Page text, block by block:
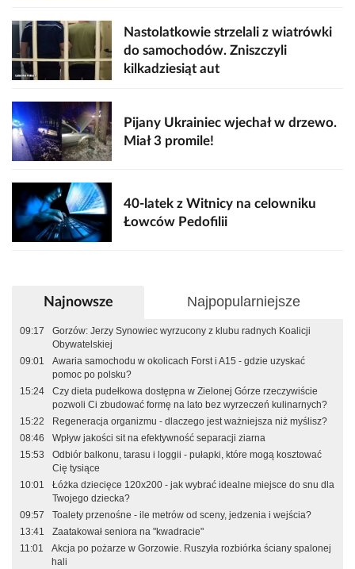
Nastolatkowie strzelali z wiatrówki
do samochodów. Zniszczyli
kilkadziesiąt aut
Pijany Ukrainiec wjechał w drzewo.
Miał 3 promile!
40-latek z Witnicy na celowniku
Łowców Pedofilii
Najnowsze Najpopularniejsze
09:17
Gorzów: Jerzy Synowiec wyrzucony z klubu radnych Koalicji
Obywatelskiej
09:01
Awaria samochodu w okolicach Forst i A15 - gdzie uzyskać
pomoc po polsku?
15:24
Czy dieta pudełkowa dostępna w Zielonej Górze rzeczywiście
pozwoli Ci zbudować formę na lato bez wyrzeczeń kulinarnych?
15:22
Regeneracja organizmu - dlaczego jest ważniejsza niż myślisz?
08:46
Wpływ jakości sit na efektywność separacji ziarna
15:53
Odbiór balkonu, tarasu i loggii - pułapki, które mogą kosztować
Cię tysiące
10:01
Łóżka dziecięce 120x200 - jak wybrać idealne miejsce do snu dla
Twojego dziecka?
09:57
Toalety przenośne - ile metrów od sceny, jedzenia i wejścia?
13:41
Zaatakował seniora na "kwadracie"
11:01
Akcja po pożarze w Gorzowie. Ruszyła rozbiórka ściany spalonej
hali